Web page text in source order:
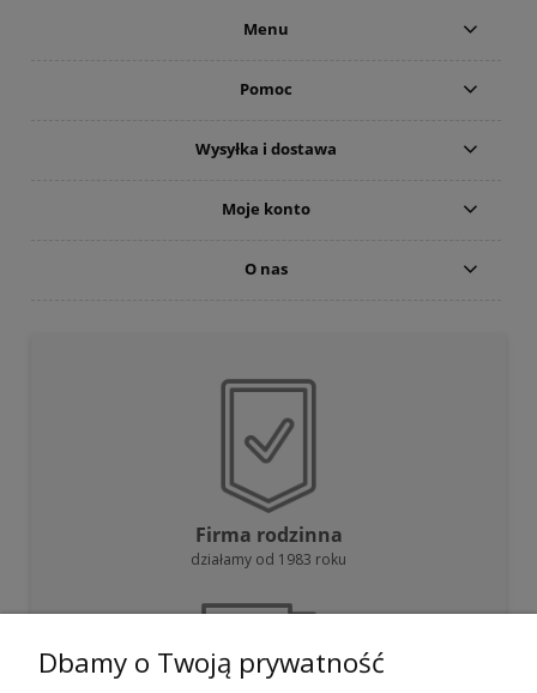
Menu
Pomoc
Wysyłka i dostawa
Moje konto
O nas
Firma rodzinna
działamy od 1983 roku
Dbamy o Twoją prywatność